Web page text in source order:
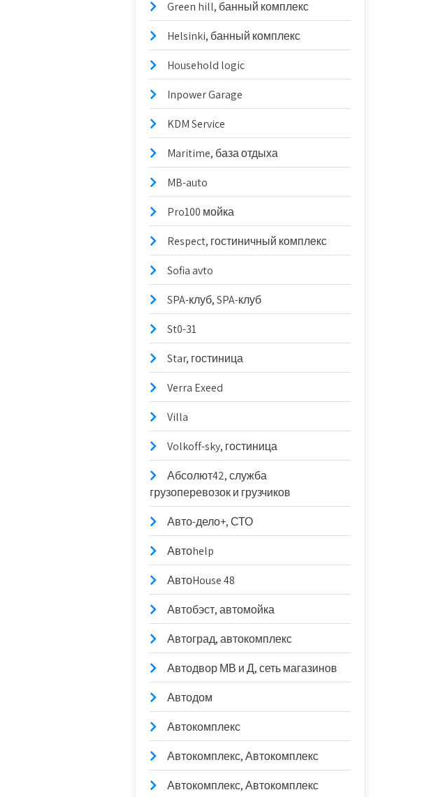
Green hill, банный комплекс
Helsinki, банный комплекс
Household logic
Inpower Garage
KDM Service
Maritime, база отдыха
MB-auto
Pro100 мойка
Respect, гостиничный комплекс
Sofia avto
SPA-клуб, SPA-клуб
St0-31
Star, гостиница
Verra Exeed
Villa
Volkoff-sky, гостиница
Абсолют42, служба
грузоперевозок и грузчиков
Авто-дело+, СТО
Автоhelp
АвтоHouse 48
Автобэст, автомойка
Автоград, автокомплекс
Автодвор МВ и Д, сеть магазинов
Автодом
Автокомплекс
Автокомплекс, Автокомплекс
Автокомплекс, Автокомплекс